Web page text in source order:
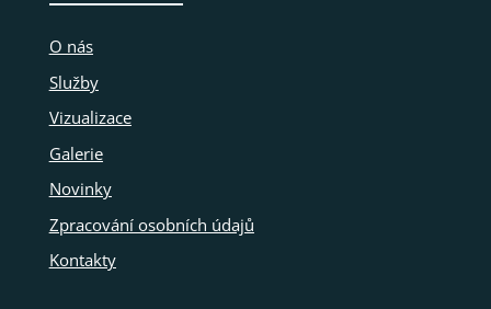
O nás
Služby
Vizualizace
Galerie
Novinky
Zpracování osobních údajů
Kontakty